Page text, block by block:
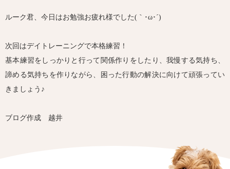
ルーク君、今日はお勉強お疲れ様でした(｀･ω･´)ゞ
次回はデイトレーニングで本格練習！
基本練習をしっかりと行って関係作りをしたり、我慢する気持ち、
諦める気持ちを作りながら、困った行動の解決に向けて頑張ってい
きましょう♪
ブログ作成 越井